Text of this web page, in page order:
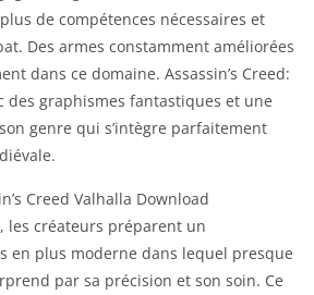
de compétences nécessaires et
Des armes constamment améliorées
dans ce domaine. Assassin’s Creed:
des graphismes fantastiques et une
genre qui s’intègre parfaitement
les créateurs préparent un
en plus moderne dans lequel presque
par sa précision et son soin. Ce